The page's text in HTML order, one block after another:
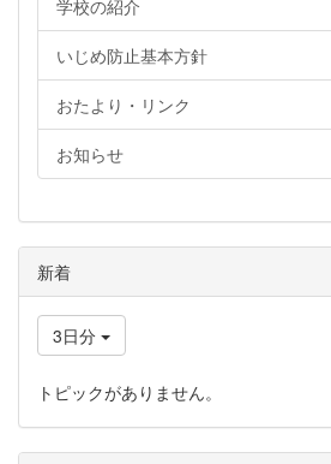
学校の紹介
いじめ防止基本方針
おたより・リンク
お知らせ
新着
3日分
トピックがありません。